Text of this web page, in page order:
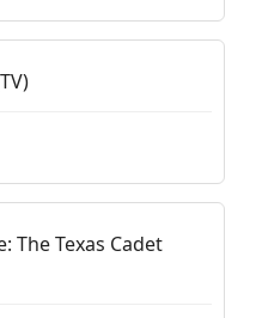
The Texas Cadet